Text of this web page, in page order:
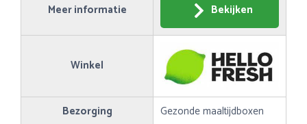
Meer informatie Bekijken
Winkel
Bezorging Gezonde maaltijdboxen